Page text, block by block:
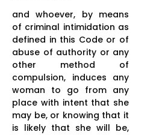
and whoever, by means
of criminal intimidation as
defined in this Code or of
abuse of authority or any
other method of
compulsion, induces any
woman to go from any
place with intent that she
may be, or knowing that it
is likely that she will be,